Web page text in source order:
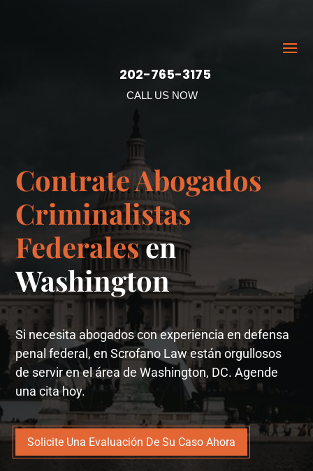
202-765-3175
CALL US NOW
Contrate Abogados
Criminalistas
Federalesen
Washington
Si necesita abogados con experiencia en defensa
penal federal, en Scrofano Law están orgullosos
de servir en el área de Washington, DC. Agende
una cita hoy.
Solicite Una Evaluación De Su Caso Ahora